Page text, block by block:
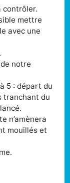
contrôler.
mettre
avec une
notre
5 : départ du
tranchant du
n’amènera
mouillés et